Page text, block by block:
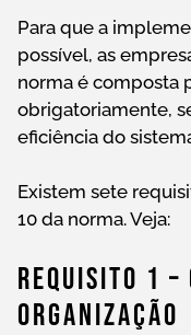
Para que a
possível, as
norma é composta
obrigatoriamente,
eficiência do
Existem sete
10 da norma. Veja:
Requisito 1
Organização